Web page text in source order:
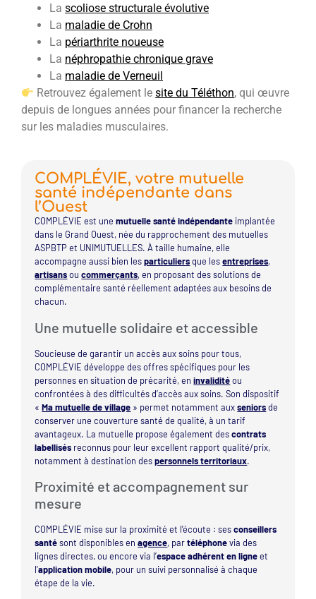
La scoliose structurale évolutive
La maladie de Crohn
La périarthrite noueuse
La néphropathie chronique grave
La maladie de Verneuil
Retrouvez également lesite du Téléthon, qui œuvre
depuis de longues années pour financer la recherche
sur les maladies musculaires.
COMPLÉVIE, votre mutuelle
santé indépendante dans
l’Ouest
COMPLÉVIE est unemutuelle santé indépendante implantée
dans le Grand Ouest, née du rapprochement des mutuelles
ASPBTP et UNIMUTUELLES. À taille humaine, elle
accompagne aussi bien lesparticuliersque lesentreprises,
artisansoucommerçants, en proposant des solutions de
complémentaire santé réellement adaptées aux besoins de
chacun.
Une mutuelle solidaire et accessible
Soucieuse de garantir un accès aux soins pour tous,
COMPLÉVIE développe des offres spécifiques pour les
personnes en situation de précarité, eninvaliditéou
confrontées à des difficultés d’accès aux soins. Son dispositif
«Ma mutuelle de village » permet notamment auxseniorsde
conserver une couverture santé de qualité, à un tarif
avantageux. La mutuelle propose également descontrats
labellisés reconnus pour leur excellent rapport qualité/prix,
notamment à destination despersonnels territoriaux.
Proximité et accompagnement sur
mesure
COMPLÉVIE mise sur la proximité et l’écoute : sesconseillers
santésont disponibles enagence, partéléphonevia des
lignes directes, ou encore via l’espace adhérent en ligneet
l’application mobile, pour un suivi personnalisé à chaque
étape de la vie.